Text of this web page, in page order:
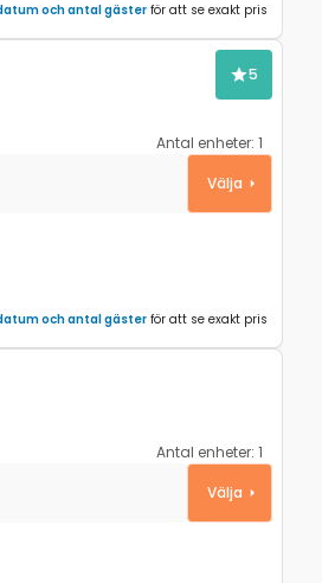
och antal gäster för att se exakt pris
5
Antal enheter: 1
Välja
och antal gäster för att se exakt pris
Antal enheter: 1
18374
Välja